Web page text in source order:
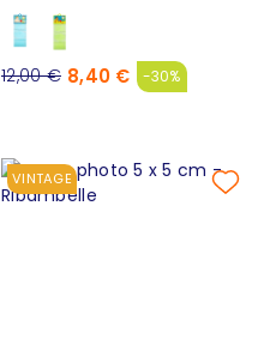
12,00 € 8,40 € -30%
VINTAGE